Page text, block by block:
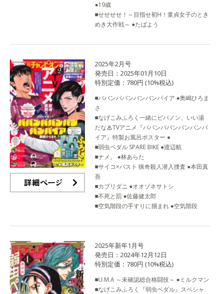
●19歳
■せせせせ！～目指せ初H！童貞女子のとき
めき大作戦～ ●たばよう
2025年2月号
発売日：2025年01月10日
特別定価：780円 (10%税込)
■ババンババンバンバンパイア ●奥嶋ひろま
さ
■なげこみふろく一緒にビバノン、いい湯
だな♨TVアニメ『ババンババンバンバンパ
イア』特製お風呂ポスター ●
■弱虫ペダル SPARE BIKE ●渡辺航
■ナメ。 ●林あらた
■サイコ×パスト 猟奇殺人潜入捜査 ●本田真
吾
■カブリダニ ●オオゾネサトシ
■不死と罰 ●佐藤健太郎
■空気階段の手すりに掴まれ ●空気階段
2025年新年1月号
発売日：2024年12月12日
特別定価：780円 (10%税込)
■U.M.A ～未確認総合格闘技～ ●ミルクマン
■なげこみふろく『弱虫ペダル』スペシャ